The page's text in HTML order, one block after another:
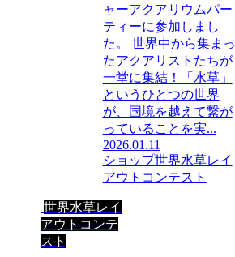
ャーアクアリウムパー
ティーに参加しまし
た。 世界中から集まっ
たアクアリストたちが
一堂に集結！「水草」
というひとつの世界
が、国境を越えて繋が
っていることを実...
2026.01.11
ショップ世界水草レイ
アウトコンテスト
世界水草レイ
アウトコンテ
スト